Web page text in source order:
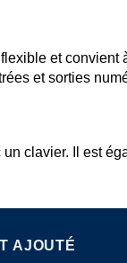
et
et sorties
clavier. Il est
AJOUTÉ